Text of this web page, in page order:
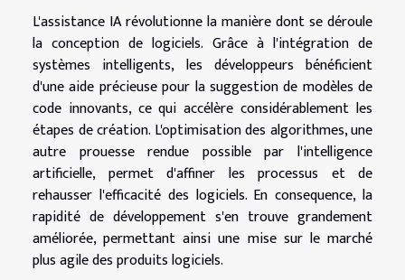
L'assistance IA révolutionne la manière dont se déroule
la conception de logiciels. Grâce à l'intégration de
systèmes intelligents, les développeurs bénéficient
d'une aide précieuse pour la suggestion de modèles de
code innovants, ce qui accélère considérablement les
étapes de création. L'optimisation des algorithmes, une
autre prouesse rendue possible par l'intelligence
artificielle, permet d'affiner les processus et de
rehausser l'efficacité des logiciels. En consequence, la
rapidité de développement s'en trouve grandement
améliorée, permettant ainsi une mise sur le marché
plus agile des produits logiciels.